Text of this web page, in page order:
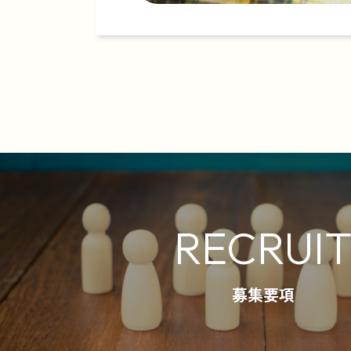
募集要項